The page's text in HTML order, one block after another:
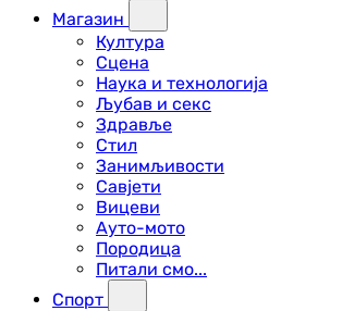
Магазин
Култура
Сцена
Наука и технологија
Љубав и секс
Здравље
Стил
Занимљивости
Савјети
Вицеви
Ауто-мото
Породица
Питали смо...
Спорт